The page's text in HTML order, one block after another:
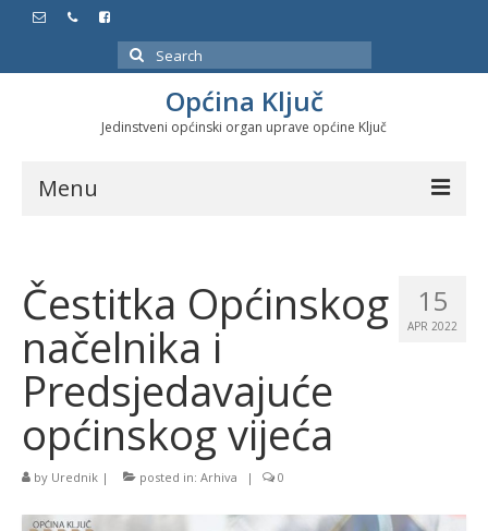
Search
for:
Općina Ključ
Jedinstveni općinski organ uprave općine Ključ
Menu
Službeni glasnici
Javne nabavke
Značajni datumi i manifestacije
Program energetske efikasnosti u stambenom
sektoru
15
APR 2022
Čestitka Općinskog
načelnika i
Predsjedavajuće
općinskog vijeća
by Urednik | posted in: Arhiva | 0